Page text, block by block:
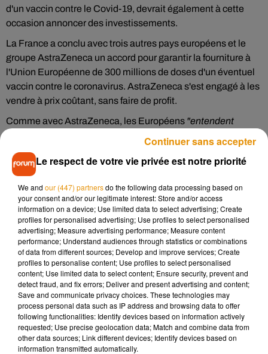
d'un vaccin contre le Covid-19, devrait également à cette
occasion annoncer des investissements.
La France a conclu avec trois autres pays européens et le
groupe AstraZeneca un accord pour garantir la fourniture à
l'Union Européenne de 300 millions de doses d'un éventuel
vaccin contre le coronavirus. AstraZeneca s'est engagé à les
vendre à prix coûtant, sans faire de profit.
Comme avec AstraZeneca, les Européens "entendent
"On signera probablement avec Sanofi, avec
qui les négociations commencent, et avec d'autres"car"la
couverture vaccinale mondiale ne se fera dans doute pas par
un seul vaccin mais par plusieurs".
Le Président de la République devrait d'ailleurs renouveler
ce mardi 16 juin son appel à faire des futurs vaccins contre le
Covid-19 un"bien public mondial"accessibles à tous et hors
des lois du marché, une demande également formulée par
l'OMS.
Les principaux groupes pharmaceutiques sont engagés
dans une course pour développer un vaccin contre le
coronavirus, qui a jusqu'à présent fait plus de 433 000 morts
et infecté plus de 7,9 millions de personnes dans le monde.
Le respect de votre vie privée est notre priorité
We and our (447) partnersdo the following data processing based on
your consent and/or our legitimate interest: Store and/or access
information on a device; Use limited data to select advertising; Create
profiles for personalised advertising; Use profiles to select personalised
advertising; Measure advertising performance; Measure content
performance; Understand audiences through statistics or combinations
of data from different sources; Develop and improve services; Create
profiles to personalise content; Use profiles to select personalised
content; Use limited data to select content; Ensure security, prevent and
detect fraud, and fix errors; Deliver and present advertising and content;
Save and communicate privacy choices. These technologies may
process personal data such as IP address and browsing data to offer
following functionalities: Identify devices based on information actively
requested; Use precise geolocation data; Match and combine data from
other data sources; Link different devices; Identify devices based on
information transmitted automatically.
Continuer sans accepter